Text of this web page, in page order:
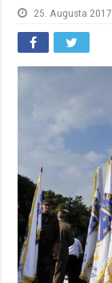
25. Augusta 2017.